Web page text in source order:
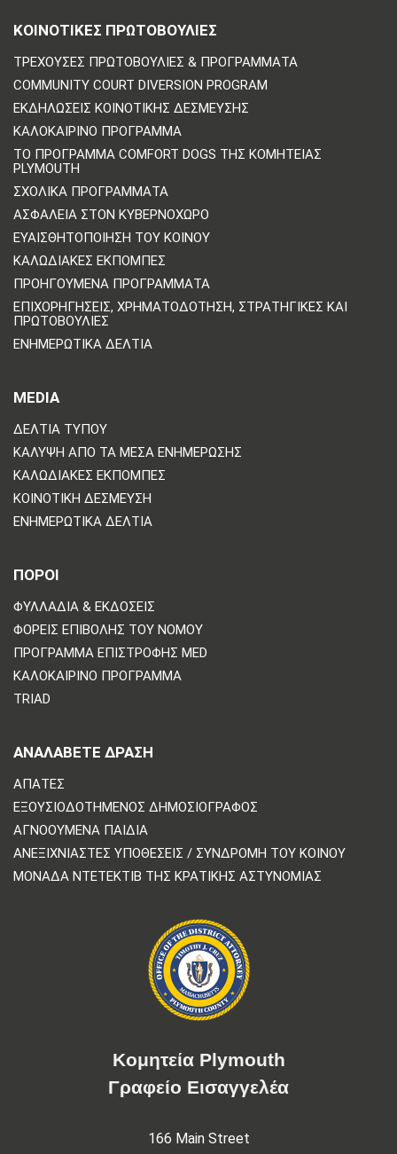
ΚΟΙΝΟΤΙΚΈΣ ΠΡΩΤΟΒΟΥΛΊΕΣ
ΤΡΈΧΟΥΣΕΣ ΠΡΩΤΟΒΟΥΛΊΕΣ & ΠΡΟΓΡΆΜΜΑΤΑ
COMMUNITY COURT DIVERSION PROGRAM
ΕΚΔΗΛΏΣΕΙΣ ΚΟΙΝΟΤΙΚΉΣ ΔΈΣΜΕΥΣΗΣ
ΚΑΛΟΚΑΙΡΙΝΌ ΠΡΌΓΡΑΜΜΑ
ΤΟ ΠΡΌΓΡΑΜΜΑ COMFORT DOGS ΤΗΣ ΚΟΜΗΤΕΊΑΣ
PLYMOUTH
ΣΧΟΛΙΚΆ ΠΡΟΓΡΆΜΜΑΤΑ
ΑΣΦΆΛΕΙΑ ΣΤΟΝ ΚΥΒΕΡΝΟΧΏΡΟ
ΕΥΑΙΣΘΗΤΟΠΟΊΗΣΗ ΤΟΥ ΚΟΙΝΟΎ
ΚΑΛΩΔΙΑΚΈΣ ΕΚΠΟΜΠΈΣ
ΠΡΟΗΓΟΎΜΕΝΑ ΠΡΟΓΡΆΜΜΑΤΑ
ΕΠΙΧΟΡΗΓΉΣΕΙΣ, ΧΡΗΜΑΤΟΔΌΤΗΣΗ, ΣΤΡΑΤΗΓΙΚΈΣ ΚΑΙ
ΠΡΩΤΟΒΟΥΛΊΕΣ
ΕΝΗΜΕΡΩΤΙΚΆ ΔΕΛΤΊΑ
MEDIA
ΔΕΛΤΊΑ ΤΎΠΟΥ
ΚΆΛΥΨΗ ΑΠΌ ΤΑ ΜΈΣΑ ΕΝΗΜΈΡΩΣΗΣ
ΚΑΛΩΔΙΑΚΈΣ ΕΚΠΟΜΠΈΣ
ΚΟΙΝΟΤΙΚΉ ΔΈΣΜΕΥΣΗ
ΕΝΗΜΕΡΩΤΙΚΆ ΔΕΛΤΊΑ
ΠΟΡΟΙ
ΦΥΛΛΆΔΙΑ & ΕΚΔΌΣΕΙΣ
ΦΟΡΕΊΣ ΕΠΙΒΟΛΉΣ ΤΟΥ ΝΌΜΟΥ
ΠΡΌΓΡΑΜΜΑ ΕΠΙΣΤΡΟΦΉΣ MED
ΚΑΛΟΚΑΙΡΙΝΌ ΠΡΌΓΡΑΜΜΑ
TRIAD
ΑΝΑΛΆΒΕΤΕ ΔΡΆΣΗ
ΑΠΆΤΕΣ
ΕΞΟΥΣΙΟΔΟΤΗΜΈΝΟΣ ΔΗΜΟΣΙΟΓΡΆΦΟΣ
ΑΓΝΟΟΎΜΕΝΑ ΠΑΙΔΙΆ
ΑΝΕΞΙΧΝΊΑΣΤΕΣ ΥΠΟΘΈΣΕΙΣ / ΣΥΝΔΡΟΜΉ ΤΟΥ ΚΟΙΝΟΎ
ΜΟΝΆΔΑ ΝΤΕΤΈΚΤΙΒ ΤΗΣ ΚΡΑΤΙΚΉΣ ΑΣΤΥΝΟΜΊΑΣ
Κομητεία Plymouth
Γραφείο Εισαγγελέα
166 Main Street